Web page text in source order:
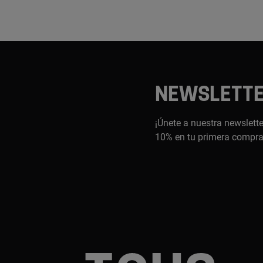
¡Únete a nuestra
10% en tu primera